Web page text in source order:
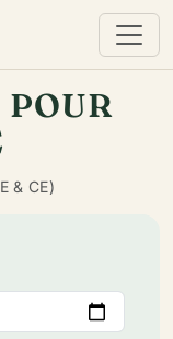
POUR
& CE)